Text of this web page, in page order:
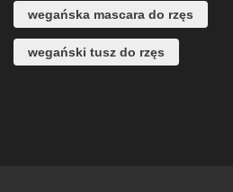
wegańska mascara do rzęs
wegański tusz do rzęs